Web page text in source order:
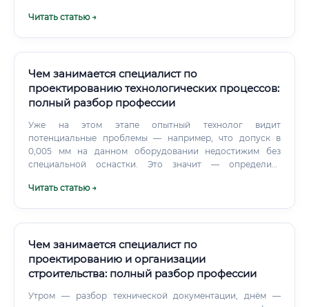
Читать статью →
Чем занимается специалист по
проектированию технологических процессов:
полный разбор профессии
Уже на этом этапе опытный технолог видит
потенциальные проблемы — например, что допуск в
0,005 мм на данном оборудовании недостижим без
специальной оснастки. Это значит — определить
токарные, фрезерные, шлифовальные, термические,
Читать статью →
Чем занимается специалист по
проектированию и организации
строительства: полный разбор профессии
Утром — разбор технической документации, днём —